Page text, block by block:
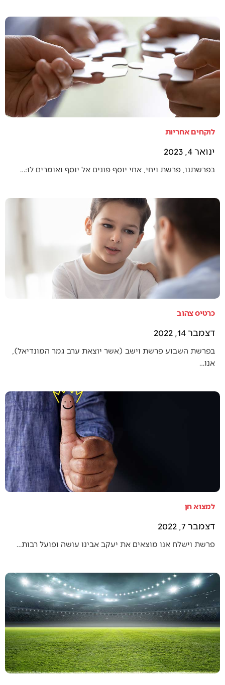
לוקחים אחריות
ינואר 4, 2023
בפרשתנו, פרשת ויחי, אחי יוסף פונים אל יוסף ואומרים לו:…
כרטיס צהוב
דצמבר 14, 2022
בפרשת השבוע פרשת וישב (אשר יוצאת ערב גמר המונדיאל),
אנו…
למצוא חן
דצמבר 7, 2022
פרשת וישלח אנו מוצאים את יעקב אבינו עושה ופועל רבות…